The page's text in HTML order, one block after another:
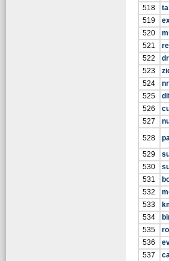
518
519
520
521
522
523
524
525
526
527
528
529
530
531
532
533
534
535
536
537